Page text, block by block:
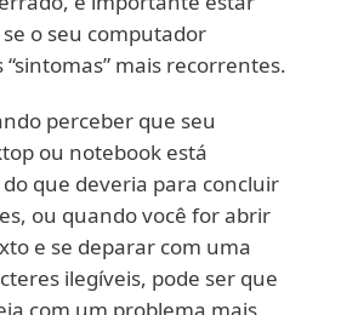
o seu computador
mais recorrentes.
perceber que seu
ou notebook está
que deveria para concluir
ou quando você for abrir
e se deparar com uma
ilegíveis, pode ser que